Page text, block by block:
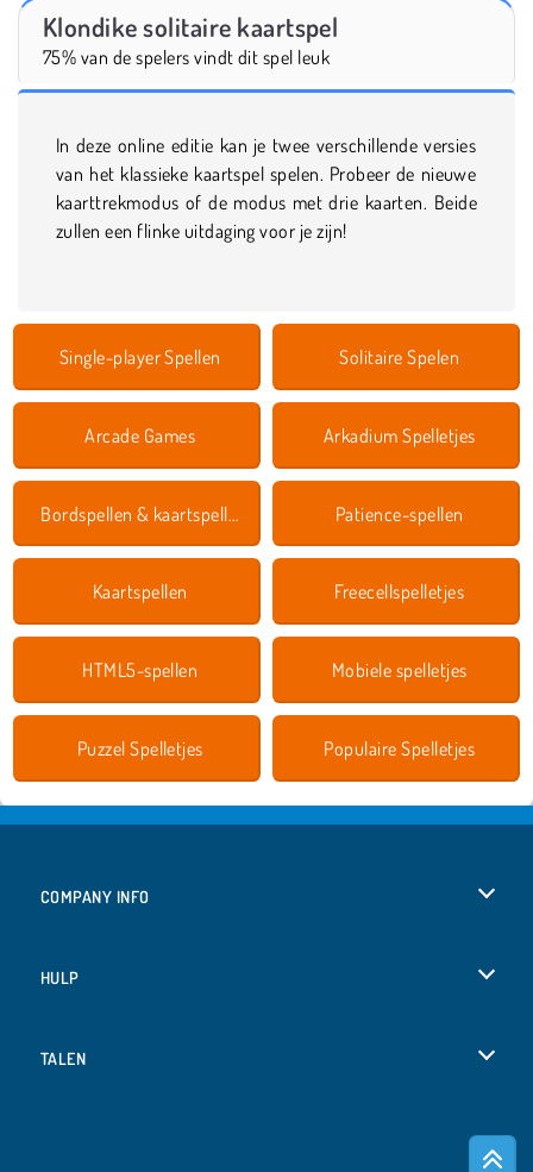
Klondike solitaire kaartspel
75% van de spelers vindt dit spel leuk
In deze online editie kan je twee verschillende versies
van het klassieke kaartspel spelen. Probeer de nieuwe
kaarttrekmodus of de modus met drie kaarten. Beide
zullen een flinke uitdaging voor je zijn!
Single-player Spellen Solitaire Spelen
Arcade Games Arkadium Spelletjes
Bordspellen & kaartspellen Patience-spellen
Kaartspellen Freecellspelletjes
HTML5-spellen Mobiele spelletjes
Puzzel Spelletjes Populaire Spelletjes
COMPANY INFO
HULP
TALEN